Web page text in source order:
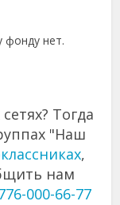
фонду нет.
Тогда
"Наш
,
нам
000-66-77